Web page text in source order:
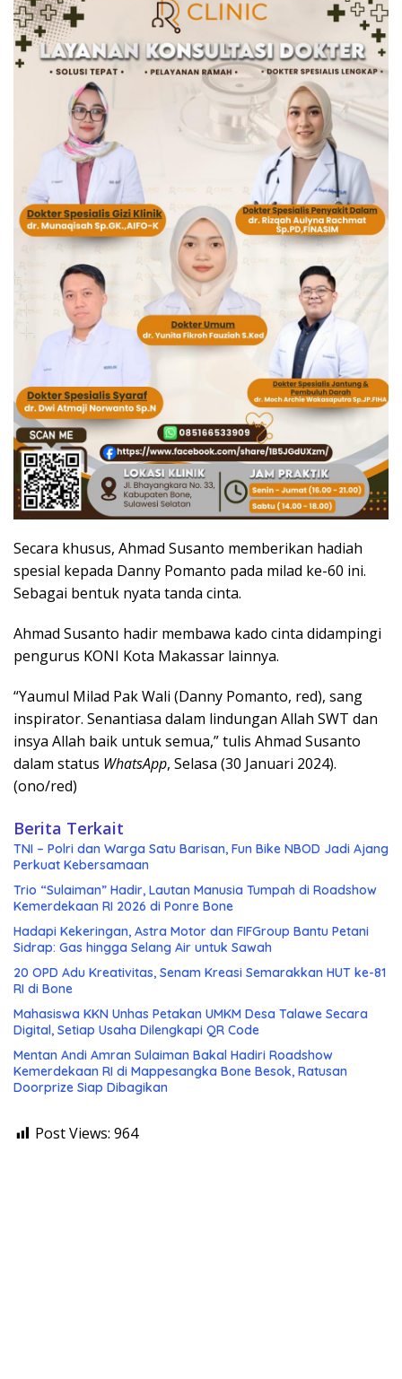
Secara khusus, Ahmad Susanto memberikan hadiah
spesial kepada Danny Pomanto pada milad ke-60 ini.
Sebagai bentuk nyata tanda cinta.
Ahmad Susanto hadir membawa kado cinta didampingi
pengurus KONI Kota Makassar lainnya.
“Yaumul Milad Pak Wali (Danny Pomanto, red), sang
inspirator. Senantiasa dalam lindungan Allah SWT dan
insya Allah baik untuk semua,” tulis Ahmad Susanto
dalam status WhatsApp, Selasa (30 Januari 2024).
(ono/red)
Berita Terkait
TNI – Polri dan Warga Satu Barisan, Fun Bike NBOD Jadi Ajang
Perkuat Kebersamaan
Trio “Sulaiman” Hadir, Lautan Manusia Tumpah di Roadshow
Kemerdekaan RI 2026 di Ponre Bone
Hadapi Kekeringan, Astra Motor dan FIFGroup Bantu Petani
Sidrap: Gas hingga Selang Air untuk Sawah
20 OPD Adu Kreativitas, Senam Kreasi Semarakkan HUT ke-81
RI di Bone
Mahasiswa KKN Unhas Petakan UMKM Desa Talawe Secara
Digital, Setiap Usaha Dilengkapi QR Code
Mentan Andi Amran Sulaiman Bakal Hadiri Roadshow
Kemerdekaan RI di Mappesangka Bone Besok, Ratusan
Doorprize Siap Dibagikan
Post Views: 964